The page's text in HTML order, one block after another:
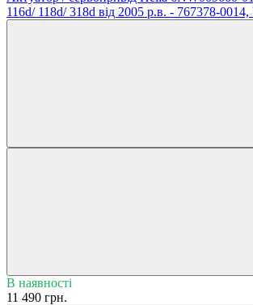
116d/ 118d/ 318d від 2005 р.в. - 767378-
В наявності
11 490 грн.